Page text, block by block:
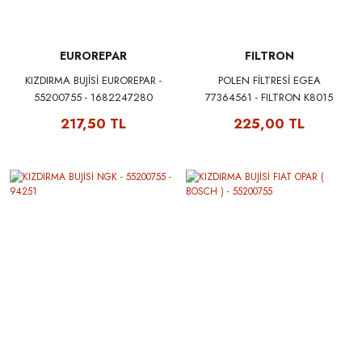
EUROREPAR
KIZDIRMA BUJİSİ EUROREPAR -
55200755 - 1682247280
217,50 TL
FILTRON
POLEN FİLTRESİ EGEA
77364561 - FILTRON K8015
225,00 TL